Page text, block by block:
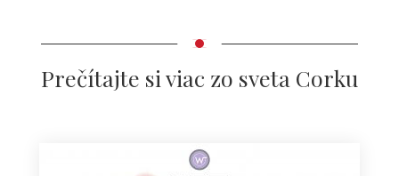
Prečítajte si viac zo sveta Corku